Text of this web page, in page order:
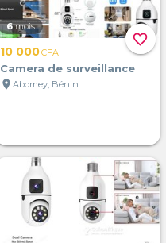
favorite_border
6 mois
10 000CFA
Camera de surveillance
location_on Abomey, Bénin